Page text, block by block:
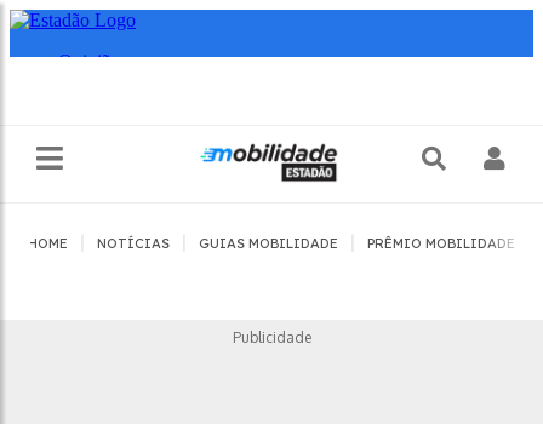
HOME NOTÍCIAS GUIAS MOBILIDADE PRÊMIO MOBILIDADE
Publicidade